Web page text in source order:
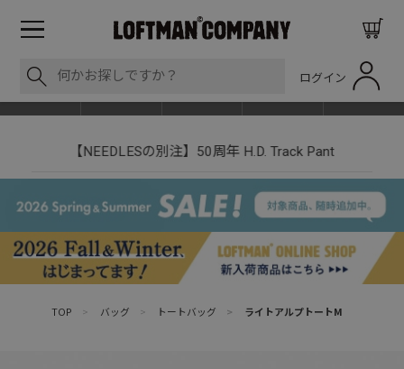
ログイン
【NEEDLESの別注】50周年 H.D. Track Pant
TOP > バッグ > トートバッグ > ライトアルプトートM